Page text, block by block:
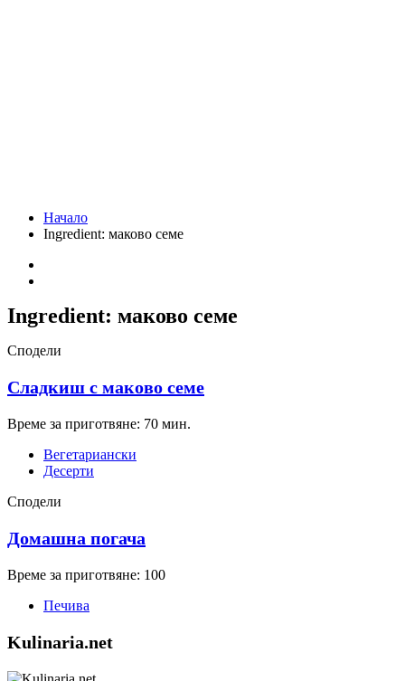
Начало
Ingredient: маково семе
Ingredient: маково семе
Сподели
Сладкиш с маково семе
Време за приготвяне: 70 мин.
Вегетариански
Десерти
Сподели
Домашна погача
Време за приготвяне: 100
Печива
Kulinaria.net